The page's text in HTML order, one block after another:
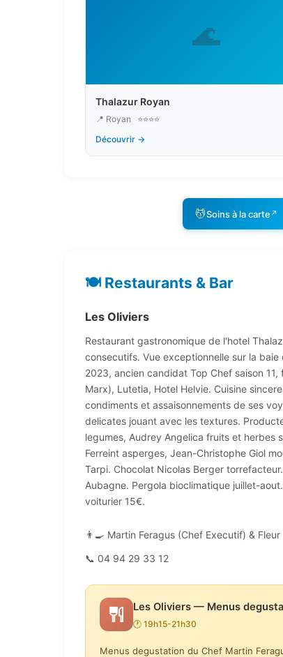
🌊
Thalazur Royan
📍 Royan
⭐⭐⭐⭐
Découvrir →
💆Soins à la carte ↗
🍽️ Restaurants & Bar
Les Oliviers
Restaurant gastronomique de l'hotel
consecutifs. Vue exceptionnelle sur la
2023, ancien candidat Top Chef saison
Marx), Lutetia, Hotel Helvie. Cuisine
condiments et assaisonnements de ses
delicates jouant avec les textures.
legumes, Audrey Angelica fruits et herbes
Ferreint asperges, Jean-Christophe Giol
Tarpi. Chocolat Nicolas Berger
Aubagne. Pergola bioclimatique juillet-
voiturier 15€.
👨‍🍳 Martin Feragus (Chef Executif) &
📞 04 94 29 33 12
Les Oliviers — Menus
🕐 19h15-21h30
Menus degustation du Chef Martin